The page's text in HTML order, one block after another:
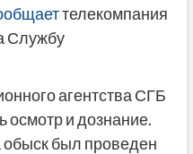
телекомпания
Службу
агентства СГБ
осмотр и дознание.
обыск был проведен